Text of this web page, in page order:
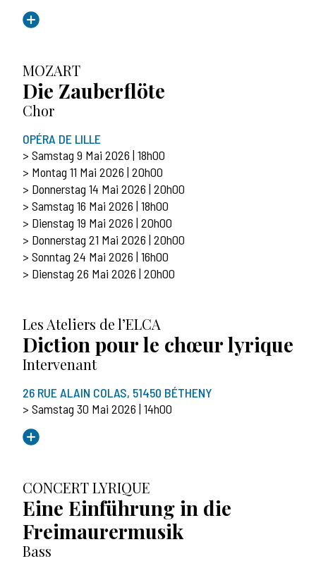
MOZART
Die Zauberflöte
Chor
OPÉRA DE LILLE
> Samstag 9 Mai 2026 | 18h00
> Montag 11 Mai 2026 | 20h00
> Donnerstag 14 Mai 2026 | 20h00
> Samstag 16 Mai 2026 | 18h00
> Dienstag 19 Mai 2026 | 20h00
> Donnerstag 21 Mai 2026 | 20h00
> Sonntag 24 Mai 2026 | 16h00
> Dienstag 26 Mai 2026 | 20h00
Les Ateliers de l’ELCA
Diction pour le chœur lyrique
Intervenant
26 RUE ALAIN COLAS, 51450 BÉTHENY
> Samstag 30 Mai 2026 | 14h00
CONCERT LYRIQUE
Eine Einführung in die
Freimaurermusik
Bass